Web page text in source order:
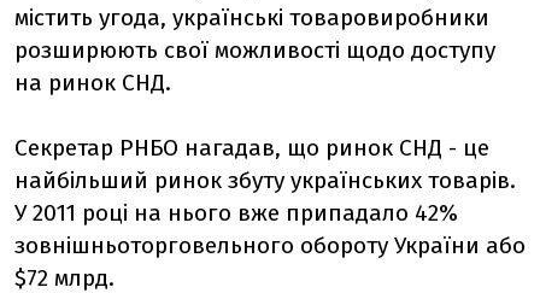
містить угода, українські товаровиробники
розширюють свої можливості щодо доступу
на ринок СНД.
Секретар РНБО нагадав, що ринок СНД - це
найбільший ринок збуту українських товарів.
У 2011 році на нього вже припадало 42%
зовнішньоторговельного обороту України або
$72 млрд.